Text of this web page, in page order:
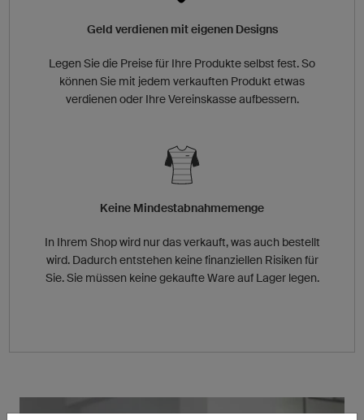
Geld verdienen mit eigenen Designs
Legen Sie die Preise für Ihre Produkte selbst fest. So
können Sie mit jedem verkauften Produkt etwas
verdienen oder Ihre Vereinskasse aufbessern.
Keine Mindestabnahmemenge
In Ihrem Shop wird nur das verkauft, was auch bestellt
wird. Dadurch entstehen keine finanziellen Risiken für
Sie. Sie müssen keine gekaufte Ware auf Lager legen.